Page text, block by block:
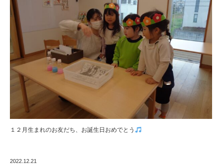
１２月生まれのお友だち、お誕生日おめでとう
2022.12.21